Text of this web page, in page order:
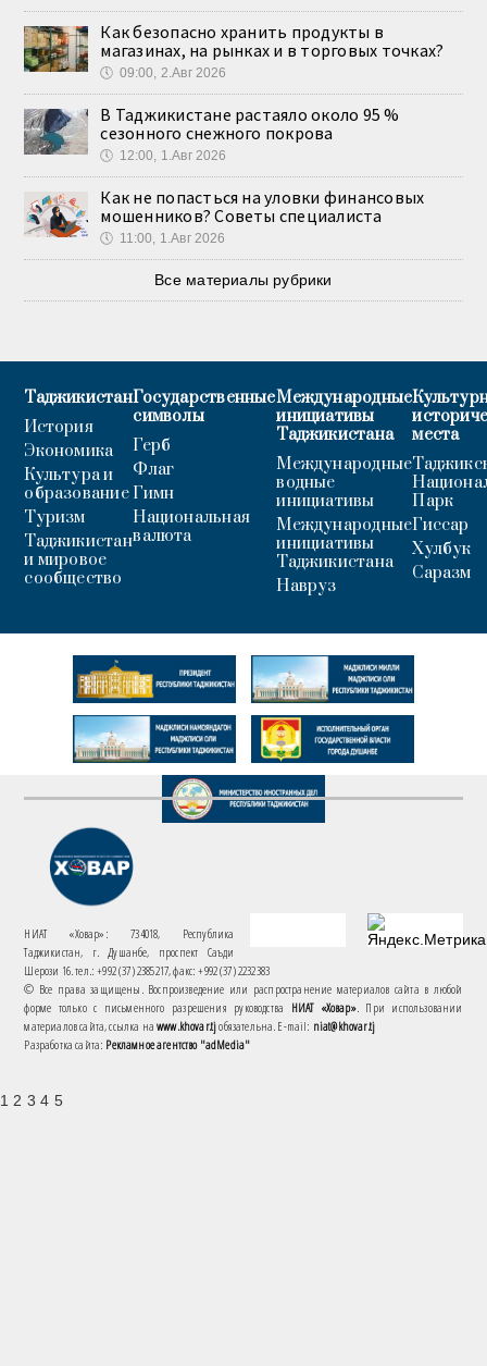
Как безопасно хранить продукты в
магазинах, на рынках и в торговых точках?
🕔 09:00, 2.Авг 2026
В Таджикистане растаяло около 95 %
сезонного снежного покрова
🕔 12:00, 1.Авг 2026
Как не попасться на уловки финансовых
мошенников? Советы специалиста
🕔 11:00, 1.Авг 2026
Все материалы рубрики
Таджикистан
История
Экономика
Культура и
образование
Туризм
Таджикистан
и мировое
сообщество
Государственные
символы
Герб
Флаг
Гимн
Национальная
валюта
Международные
инициативы
Таджикистана
Международные
водные
инициативы
Международные
инициативы
Таджикистана
Навруз
места
Парк
Гиссар
Хулбук
Саразм
НИАТ «Ховар»: 734018, Республика
Таджикистан, г. Душанбе, проспект Саъди
Шерози 16. тел.: +992 (37) 2385217, факс: +992 (37) 2232383
© Все права защищены. Воспроизведение или распространение материалов сайта в любой
форме только с письменного разрешения руководства НИАТ «Ховар». При использовании
материалов сайта, ссылка наwww.khovar.tjобязательна. E-mail: niat@khovar.tj
Разработка сайта: Рекламное агентство "adMedia"
1 2 3 4 5